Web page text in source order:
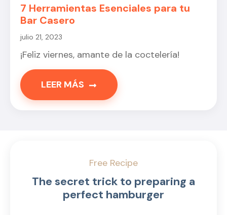
7 Herramientas Esenciales para tu
Bar Casero
julio 21, 2023
¡Feliz viernes, amante de la coctelería!
LEER MÁS
Free Recipe
The secret trick to preparing a
perfect hamburger